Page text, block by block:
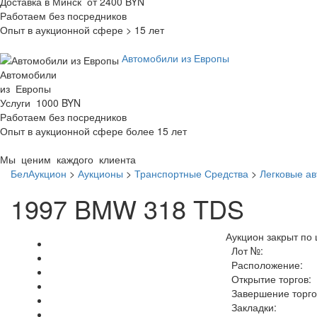
Работаем без посредников
Опыт в аукционной сфере > 15 лет
Автомобили из Европы
Автомобили
из Европы
Услуги 1000 BYN
Работаем без посредников
Опыт в аукционной сфере более 15 лет
Мы ценим каждого клиента
БелАукцион > Аукционы > Транспортные Средства > Легковые
1997 BMW 318 TDS
Аукцион закрыт
Лот №:
Расположение:
Открытие торгов:
Завершение
Закладки: